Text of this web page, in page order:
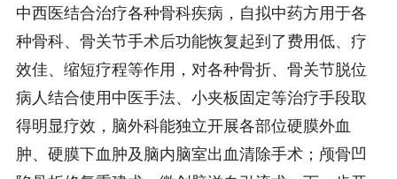
中西医结合治疗各种骨科疾病，自拟中药方用于各
种骨科、骨关节手术后功能恢复起到了费用低、疗
效佳、缩短疗程等作用，对各种骨折、骨关节脱位
病人结合使用中医手法、小夹板固定等治疗手段取
得明显疗效，脑外科能独立开展各部位硬膜外血
肿、硬膜下血肿及脑内脑室出血清除手术；颅骨凹